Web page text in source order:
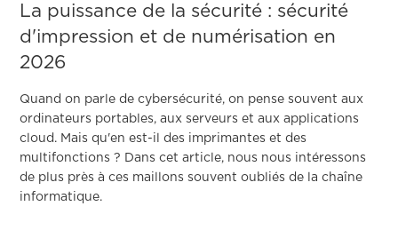
La puissance de la sécurité : sécurité
d'impression et de numérisation en
2026
Quand on parle de cybersécurité, on pense souvent aux
ordinateurs portables, aux serveurs et aux applications
cloud. Mais qu'en est-il des imprimantes et des
multifonctions ? Dans cet article, nous nous intéressons
de plus près à ces maillons souvent oubliés de la chaîne
informatique.